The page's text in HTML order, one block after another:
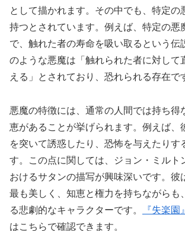
として描かれます。その中でも、特定の
持つとされています。例えば、特定の悪
で、触れた者の寿命を吸い取るという伝
のような悪魔は「触れられた者に対して
える」とされており、恐れられる存在で
悪魔の特徴には、通常の人間では持ち得
恵があることが挙げられます。例えば、
を突いて誘惑したり、恐怖を与えたりす
す。この点に関しては、ジョン・ミルト
おけるサタンの描写が興味深いです。彼
最も美しく、知恵と権力を持ちながらも
る悲劇的なキャラクターです。
『失楽園
はこちらで確認できます。